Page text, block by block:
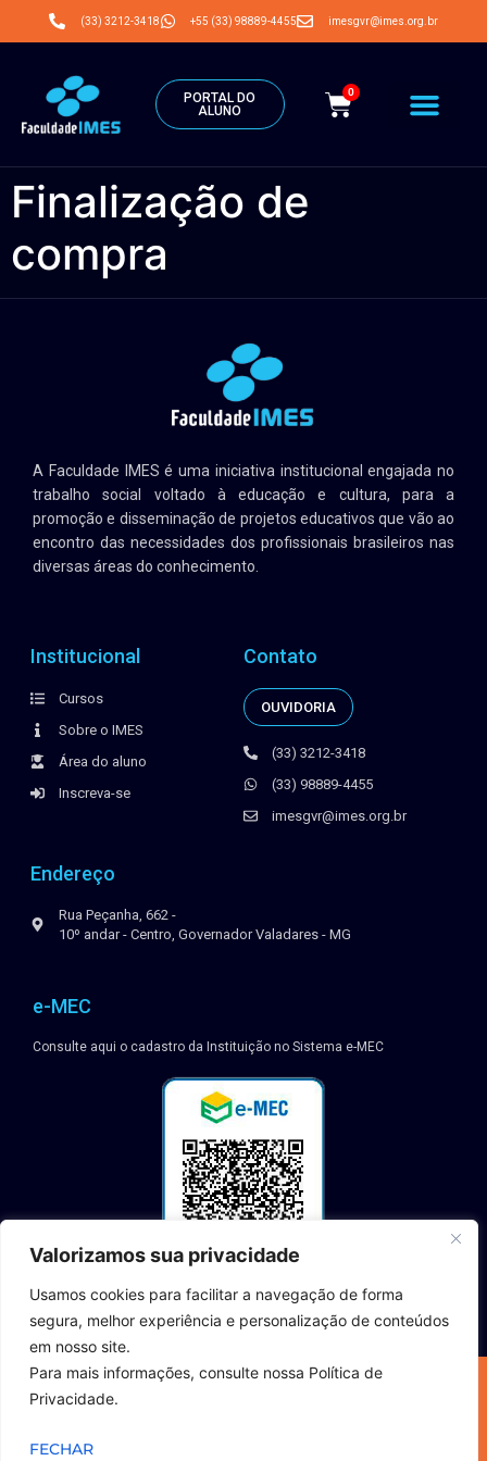
Valorizamos sua privacidade
Usamos cookies para facilitar a navegação de forma
segura, melhor experiência e personalização de conteúdos
em nosso site.
Para mais informações, consulte nossa Política de
Privacidade.
FECHAR
(33) 3212-3418 +55 (33) 98889-4455 imesgvr@imes.org.br
PORTAL DO
ALUNO
0
Finalização de
compra
A Faculdade IMES é uma iniciativa institucional engajada no
trabalho social voltado à educação e cultura, para a
promoção e disseminação de projetos educativos que vão ao
encontro das necessidades dos profissionais brasileiros nas
diversas áreas do conhecimento.
Institucional
Cursos
Sobre o IMES
Área do aluno
Inscreva-se
Contato
OUVIDORIA
(33) 3212-3418
(33) 98889-4455
imesgvr@imes.org.br
Endereço
Rua Peçanha, 662 -
10º andar - Centro, Governador Valadares - MG
e-MEC
Consulte aqui o cadastro da Instituição no Sistema e-MEC
2023 © TODOS OS DIREITOS RESERVADOS | INSTITUTO MINEIRO DE
EDUCAÇÃO SUPERIOR – CNPJ: 07.543.471/0001-95